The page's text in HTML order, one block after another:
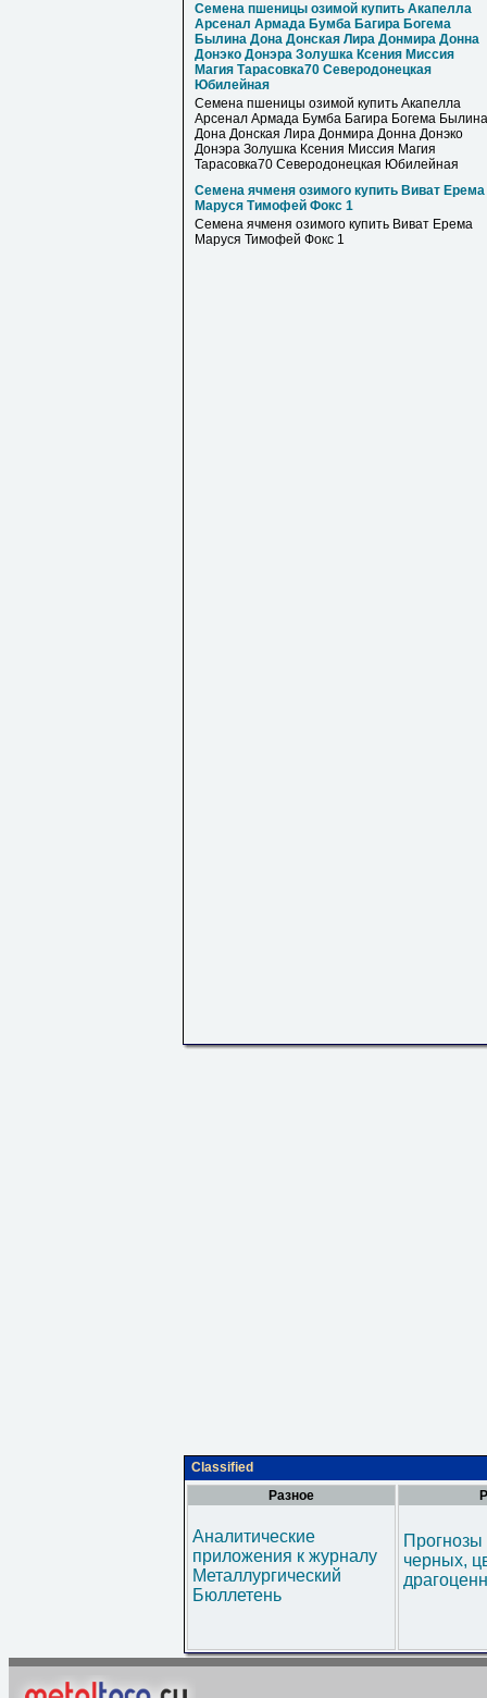
Семена пшеницы озимой купить Акапелла
Арсенал Армада Бумба Багира Богема
Былина Дона Донская Лира Донмира Донна
Донэко Донэра Золушка Ксения Миссия
Магия Тарасовка70 Северодонецкая
Юбилейная
Семена пшеницы озимой купить Акапелла
Арсенал Армада Бумба Багира Богема Былина
Дона Донская Лира Донмира Донна Донэко
Донэра Золушка Ксения Миссия Магия
Тарасовка70 Северодонецкая Юбилейная
Семена ячменя озимого купить Виват Ерема
Маруся Тимофей Фокс 1
Семена ячменя озимого купить Виват Ерема
Маруся Тимофей Фокс 1
Classified
Разное
Аналитические
приложения к журналу
Металлургический
Бюллетень
черных,